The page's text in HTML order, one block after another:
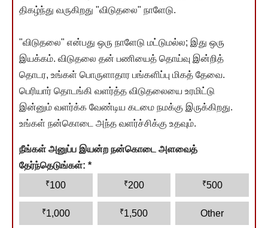
திகழ்ந்து வருகிறது "விடுதலை" நாளேடு.
"விடுதலை" என்பது ஒரு நாளேடு மட்டுமல்ல; இது ஒரு
இயக்கம். விடுதலை தன் பணியைத் தொய்வு இன்றித்
தொடர, உங்கள் பொருளாதார பங்களிப்பு மிகத் தேவை.
பெரியார் தொடங்கி வளர்த்த விடுதலையை உரமிட்டு
இன்னும் வளர்க்க வேண்டிய கடமை நமக்கு இருக்கிறது.
உங்கள் நன்கொடை அந்த வளர்ச்சிக்கு உதவும்.
நீங்கள் அனுப்ப இயன்ற நன்கொடை அளவைத்
தேர்ந்தெடுங்கள்: *
₹100 ₹200 ₹500
₹1,000 ₹1,500 Other